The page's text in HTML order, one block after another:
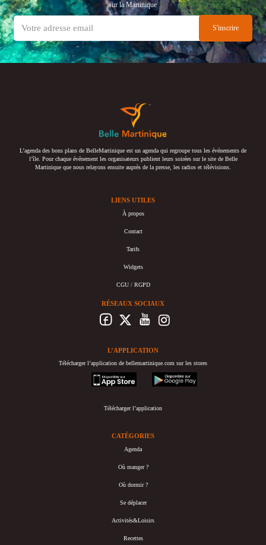
sur la Martinique
L’agenda des bons plans de BelleMartinique est un agenda qui regroupe tous les événements de
l’île. Pour chaque événement les organisateurs publient leurs soirées sur le site de Belle
Martinique que nous relayons ensuite auprès de la presse, les radios et télévisions.
LIENS UTILES
À propos
Contact
Tarifs
Widgets
CGU / RGPD
RÉSEAUX SOCIAUX
L’APPLICATION
Télécharger l’application de bellemartinique.com sur les stores
appstore
googleplay
Télécharger l’application
CATÉGORIES
Agenda
Où manger ?
Où dormir ?
Se déplacer
Activités&Loisirs
Recettes